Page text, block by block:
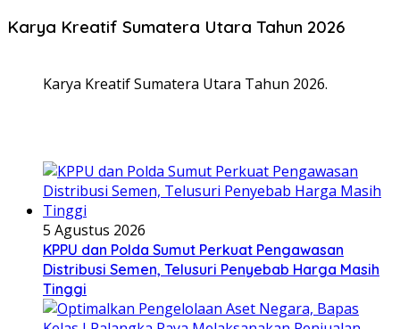
Karya Kreatif Sumatera Utara Tahun 2026
Karya Kreatif Sumatera Utara Tahun 2026.
5 Agustus 2026
KPPU dan Polda Sumut Perkuat Pengawasan
Distribusi Semen, Telusuri Penyebab Harga Masih
Tinggi